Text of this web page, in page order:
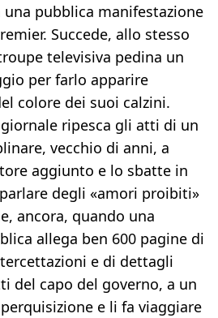
pubblica manifestazione
Succede, allo stesso
televisiva pedina un
per farlo apparire
colore dei suoi calzini.
ripesca gli atti di un
vecchio di anni, a
aggiunto e lo sbatte in
degli «amori proibiti»
ancora, quando una
allega ben 600 pagine di
e di dettagli
del capo del governo, a un
e li fa viaggiare